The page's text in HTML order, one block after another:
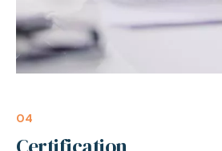
04